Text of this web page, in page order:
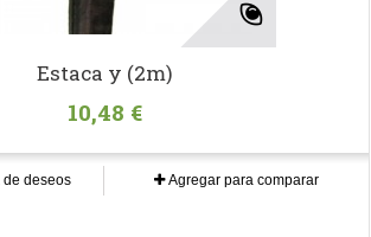
Estaca y (2m)
10,48 €
deseos Agregar para comparar